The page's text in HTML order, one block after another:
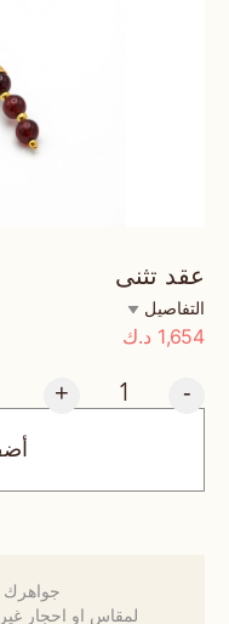
عقد تثنى
التفاصيل
1,654 د.ك
-
+
جواهرك
لمقاس او احجار